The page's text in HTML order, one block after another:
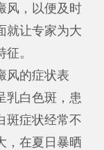
风，以便及时
就让专家为大
。
的症状表
乳白色斑，患
斑症状经常不
，在夏日暴晒